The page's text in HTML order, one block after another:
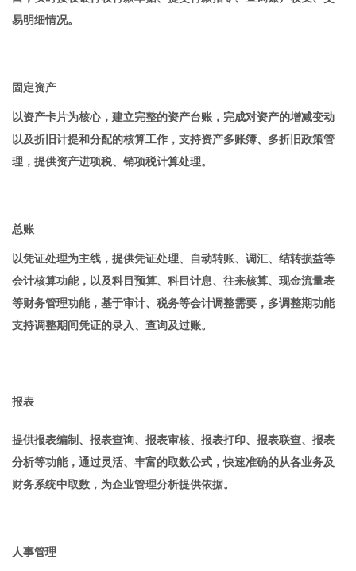
易明细情况。
固定资产
以资产卡片为核心，建立完整的资产台账，完成对资产的增减变动
以及折旧计提和分配的核算工作，支持资产多账簿、多折旧政策管
理，提供资产进项税、销项税计算处理。
总账
以凭证处理为主线，提供凭证处理、自动转账、调汇、结转损益等
会计核算功能，以及科目预算、科目计息、往来核算、现金流量表
等财务管理功能，基于审计、税务等会计调整需要，多调整期功能
支持调整期间凭证的录入、查询及过账。
报表
提供报表编制、报表查询、报表审核、报表打印、报表联查、报表
分析等功能，通过灵活、丰富的取数公式，快速准确的从各业务及
财务系统中取数，为企业管理分析提供依据。
人事管理